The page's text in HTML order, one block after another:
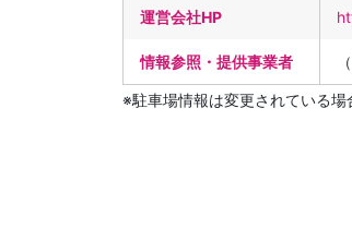
運営会社HP
情報参照・提供事業者
※駐車場情報は変更されている場